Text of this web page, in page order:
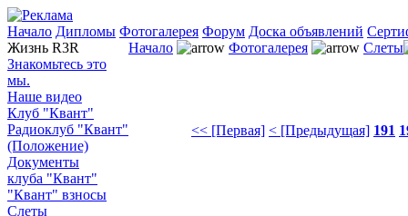
Начало Дипломы Фотогалерея Форум Доска объявлений
Жизнь R3R
Знакомьтесь это
мы.
Наше видео
Клуб "Квант"
Радиоклуб "Квант"
(Положение)
Документы
клуба "Квант"
"Квант" взносы
Слеты
Начало Фотогалерея Слеты
<< [Первая] < [Предыдущая] 191